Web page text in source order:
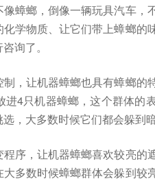
蟑螂，倒像一辆玩具汽车，
学物质、让它们带上蟑螂的
询了。
，让机器蟑螂也具有蟑螂的
进4只机器蟑螂，这个群体的
，大多数时候它们都会躲到
序，让机器蟑螂喜欢较亮的
多数时候蟑螂群体会躲到较